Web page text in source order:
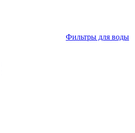
Фильтры для воды